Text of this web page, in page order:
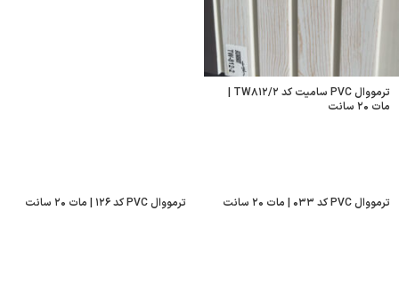
ترمووال PVC سامیت کد TW۸۱۲/۲ |
مات ۲۰ سانت
ترمووال PVC کد ۰۳۳ | مات ۲۰ سانت ترمووال PVC کد ۱۲۶ | مات ۲۰ سانت